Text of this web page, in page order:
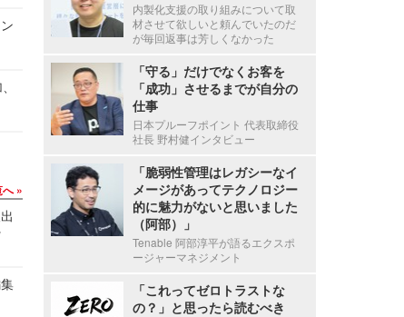
へ
内製化支援の取り組みについて取
材させて欲しいと頼んでいたのだ
が毎回返事は芳しくなかった
「守る」だけでなくお客を
「成功」させるまでが自分の
仕事
日本プルーフポイント 代表取締役
社長 野村健インタビュー
「脆弱性管理はレガシーなイ
メージがあってテクノロジー
的に魅力がないと思いました
（阿部）」
Tenable 阿部淳平が語るエクスポ
ージャーマネジメント
「これってゼロトラストな
の？」と思ったら読むべき